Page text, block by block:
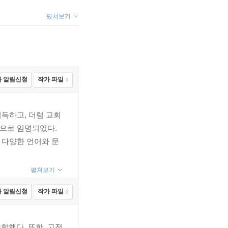
펼쳐보기
알림신청 작가 파일
하고, 더럼 교회
로 임명되었다.
양한 언어와 문
펼쳐보기
알림신청 작가 파일